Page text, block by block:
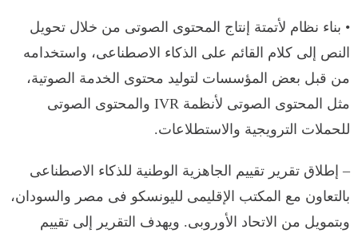
• بناء نظام لأتمتة إنتاج المحتوى الصوتى من خلال تحويل
النص إلى كلام القائم على الذكاء الاصطناعى، واستخدامه
من قبل بعض المؤسسات لتوليد محتوى الخدمة الصوتية،
مثل المحتوى الصوتى لأنظمة IVR والمحتوى الصوتى
للحملات الترويجية والاستطلاعات.
– إطلاق تقرير تقييم الجاهزية الوطنية للذكاء الاصطناعى
بالتعاون مع المكتب الإقليمى لليونسكو فى مصر والسودان،
وبتمويل من الاتحاد الأوروبى. ويهدف التقرير إلى تقييم